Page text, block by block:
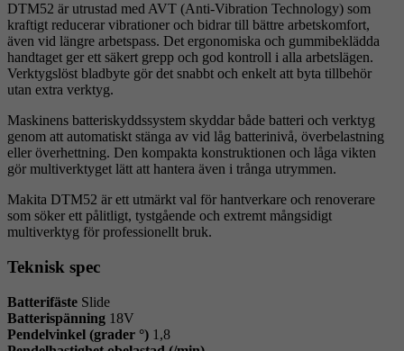
DTM52 är utrustad med AVT (Anti-Vibration Technology) som
kraftigt reducerar vibrationer och bidrar till bättre arbetskomfort,
även vid längre arbetspass. Det ergonomiska och gummibeklädda
handtaget ger ett säkert grepp och god kontroll i alla arbetslägen.
Verktygslöst bladbyte gör det snabbt och enkelt att byta tillbehör
utan extra verktyg.
Maskinens batteriskyddssystem skyddar både batteri och verktyg
genom att automatiskt stänga av vid låg batterinivå, överbelastning
eller överhettning. Den kompakta konstruktionen och låga vikten
gör multiverktyget lätt att hantera även i trånga utrymmen.
Makita DTM52 är ett utmärkt val för hantverkare och renoverare
som söker ett pålitligt, tystgående och extremt mångsidigt
multiverktyg för professionellt bruk.
Teknisk spec
Batterifäste Slide
Batterispänning 18V
Pendelvinkel (grader °) 1,8